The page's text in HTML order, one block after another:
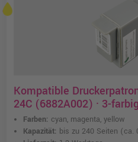
Kompatible
24C (6882A002) · 3-
Farben: cyan, magenta, yellow
Kapazität: bis zu 240 Seiten (ca.